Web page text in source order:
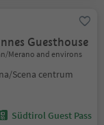
Guesthouse
Merano and environs
Scena centrum
Südtirol Guest Pass